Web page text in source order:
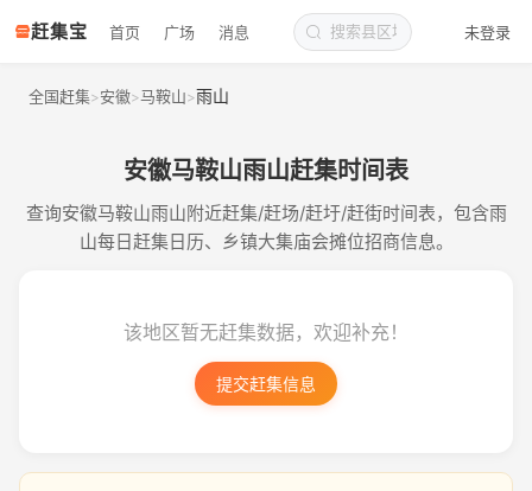
赶集宝 首页 广场 消息 未登录
全国赶集>安徽>马鞍山>雨山
安徽马鞍山雨山赶集时间表
查询安徽马鞍山雨山附近赶集/赶场/赶圩/赶街时间表，包含雨
山每日赶集日历、乡镇大集庙会摊位招商信息。
该地区暂无赶集数据，欢迎补充！
提交赶集信息